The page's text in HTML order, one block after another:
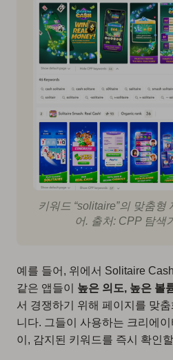
키워드 “solitaire”의 맞춤형
어. 출처: CPP 탐색
예를 들어, 위에서 Solitaire
같은 앱들이 높은 의도, 높은 볼
서 경쟁하기 위해 페이지를 맞
니다. 그들이 사용하는 크리에
이, 감지된 키워드를 즉시 확인